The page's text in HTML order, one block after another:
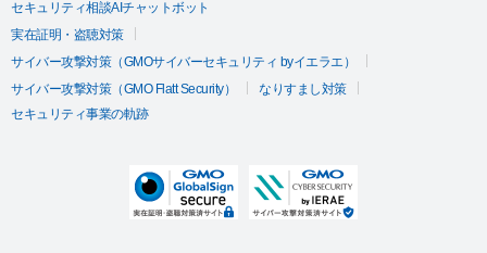
セキュリティ相談AIチャットボット
実在証明・盗聴対策
サイバー攻撃対策（GMOサイバーセキュリティ byイエラエ）
サイバー攻撃対策（GMO Flatt Security）
なりすまし対策
セキュリティ事業の軌跡